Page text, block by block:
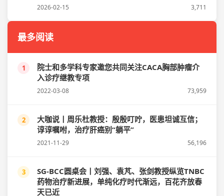
2026-02-15 3,711
最多阅读
1
院士和多学科专家邀您共同关注CACA胸部肿瘤介
入诊疗继教专项
2022-03-08 73,959
2
大咖说丨周乐杜教授：殷殷叮咛，医患坦诚互信；
谆谆嘱咐，治疗肝癌别“躺平”
2021-11-29 56,196
3
SG-BCC圆桌会丨刘强、袁芃、张剑教授纵览TNBC
药物治疗新进展，单纯化疗时代渐远，百花齐放春
天已近